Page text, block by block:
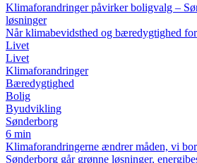
Klimaforandringer påvirker boligvalg –
løsninger
Når klimabevidsthed og bæredygtighed
Livet
Livet
Klimaforandringer
Bæredygtighed
Bolig
Byudvikling
Sønderborg
6 min
Klimaforandringerne ændrer måden, vi
Sønderborg går grønne løsninger,